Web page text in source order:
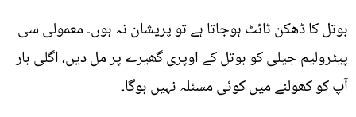
بوتل کا ڈھکن ٹائٹ ہوجاتا ہے تو پریشان نہ ہوں۔ معمولی سی
پیٹرولیم جیلی کو بوتل کے اوپری گھیرے پر مل دیں، اگلی بار
آپ کو کھولنے میں کوئی مسئلہ نہیں ہوگا۔